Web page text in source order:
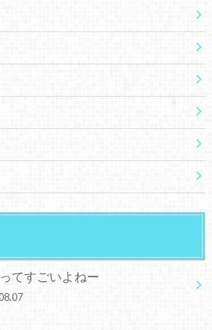
てすごいよねー